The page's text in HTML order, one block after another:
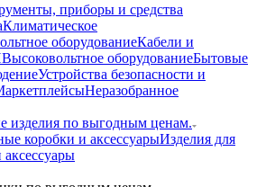
приборы и средства
Климатическое
оборудованиеКабели и
Высоковольтное оборудованиеБытовые
Устройства безопасности и
Неразобранное
изделия по выгодным ценам.
коробки и аксессуарыИзделия для